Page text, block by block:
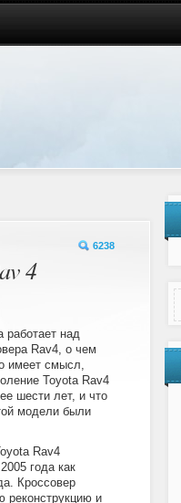
6238
4
работает над
Rav4, о чем
имеет смысл,
Toyota Rav4
шести лет, и что
модели были
Rav4
года как
Кроссовер
реконструкцию и